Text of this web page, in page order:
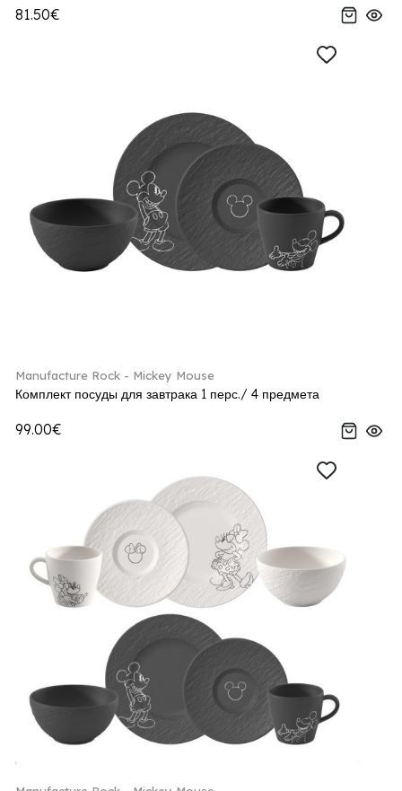
81.50€
Manufacture Rock - Mickey Mouse
Комплект посуды для завтрака 1 перс./ 4 предмета
99.00€